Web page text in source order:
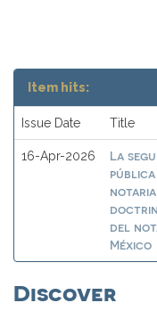
Item hits:
Issue Date Title
16-Apr-2026
La
del
México
Discover